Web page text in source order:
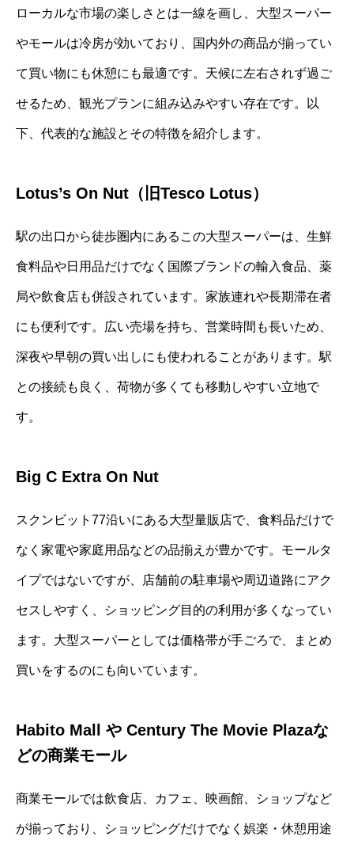
ローカルな市場の楽しさとは一線を画し、大型スーパー
やモールは冷房が効いており、国内外の商品が揃ってい
て買い物にも休憩にも最適です。天候に左右されず過ご
せるため、観光プランに組み込みやすい存在です。以
下、代表的な施設とその特徴を紹介します。
Lotus’s On Nut（旧Tesco Lotus）
駅の出口から徒歩圏内にあるこの大型スーパーは、生鮮
食料品や日用品だけでなく国際ブランドの輸入食品、薬
局や飲食店も併設されています。家族連れや長期滞在者
にも便利です。広い売場を持ち、営業時間も長いため、
深夜や早朝の買い出しにも使われることがあります。駅
との接続も良く、荷物が多くても移動しやすい立地で
す。
Big C Extra On Nut
スクンビット77沿いにある大型量販店で、食料品だけで
なく家電や家庭用品などの品揃えが豊かです。モールタ
イプではないですが、店舗前の駐車場や周辺道路にアク
セスしやすく、ショッピング目的の利用が多くなってい
ます。大型スーパーとしては価格帯が手ごろで、まとめ
買いをするのにも向いています。
Habito Mall や Century The Movie Plazaな
どの商業モール
商業モールでは飲食店、カフェ、映画館、ショップなど
が揃っており、ショッピングだけでなく娯楽・休憩用途